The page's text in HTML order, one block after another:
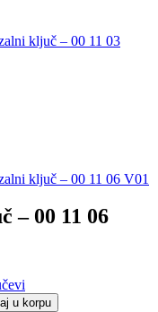
ključ – 00 11 03
ključ – 00 11 06 V01
– 00 11 06
u korpu